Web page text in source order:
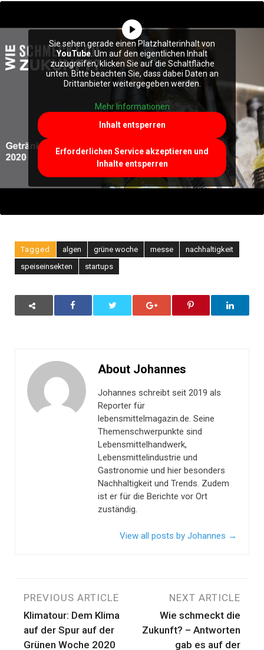
Sie sehen gerade einen Platzhalterinhalt von
YouTube . Um auf den eigentlichen Inhalt
zuzugreifen, klicken Sie auf die Schaltfläche
unten. Bitte beachten Sie, dass dabei Daten an
Drittanbieter weitergegeben werden.
Mehr Informationen
Inhalt entsperren
Erforderlichen Service akzeptieren und
Inhalte entsperren
Tagged algen grüne woche messe
nachhaltigkeit
speiseinsekten
startups
About Johannes
Johannes schreibt seit 2019 als
Reporter für
lebensmittelmagazin.de. Seine
Themenschwerpunkte sind
Lebensmittelhandwerk,
Lebensmittelindustrie und
Gastronomie und hier besonders
Nachhaltigkeit und Trends. Zudem
ist er für die Berichte vor Ort
zuständig.
View all posts by Johannes →
Beitragsnavigation
PREVIOUS ARTICLE
Klimatour: Dem Klima
auf der Spur auf der
Grünen Woche 2020
NEXT ARTICLE
Wie schmeckt die
Zukunft? – Antworten
gab es auf der